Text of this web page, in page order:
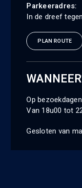
Parkeeradres:
In de dreef
PLAN ROUTE
Op
Van 18u00 tot
Gesloten van